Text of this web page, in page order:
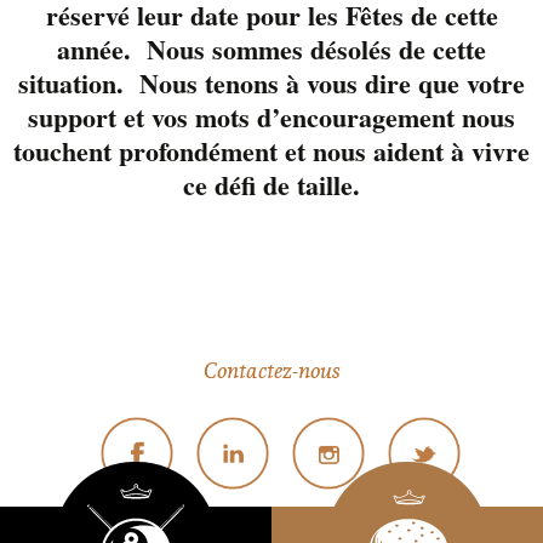
è
n
e
Contactez-nous
réservé leur date pour les Fêtes de cette
année. Nous sommes désolés de cette
situation. Nous tenons à vous dire que votre
support et vos mots d’encouragement nous
touchent profondément et nous aident à vivre
ce défi de taille.